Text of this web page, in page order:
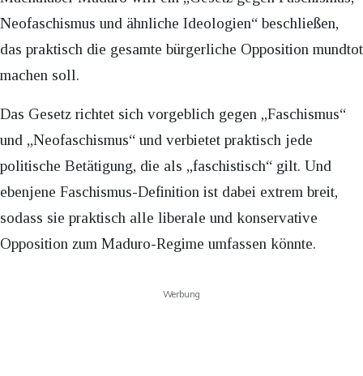
Neofaschismus und ähnliche Ideologien“ beschließen,
das praktisch die gesamte bürgerliche Opposition mundtot
machen soll.
Das Gesetz richtet sich vorgeblich gegen „Faschismus“
und „Neofaschismus“ und verbietet praktisch jede
politische Betätigung, die als „faschistisch“ gilt. Und
ebenjene Faschismus-Definition ist dabei extrem breit,
sodass sie praktisch alle liberale und konservative
Opposition zum Maduro-Regime umfassen könnte.
Werbung